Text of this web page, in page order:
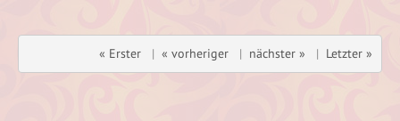
« Erster | « vorheriger | nächster » | Letzter »